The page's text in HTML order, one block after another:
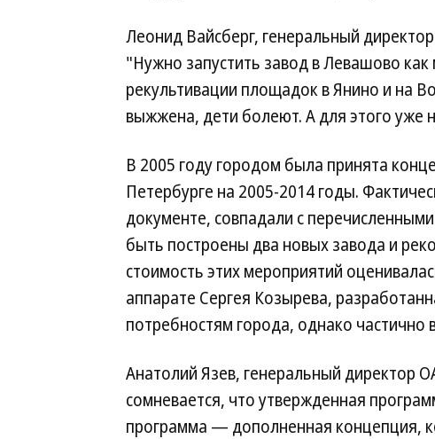
Леонид Вайсберг, генеральный
"Нужно запустить завод в Левашово
рекультивации площадок в Янино и на
выжжена, дети болеют. А для этого уже
В 2005 году городом была принята
Петербурге на 2005-2014 годы.
документе, совпадали с
быть построены два новых завода и
стоимость этих мероприятий
аппарате Сергея Козырева,
потребностям города, однако
Анатолий Язев, генеральный директор
сомневается, что утвержденная
программа — дополненная концепция,